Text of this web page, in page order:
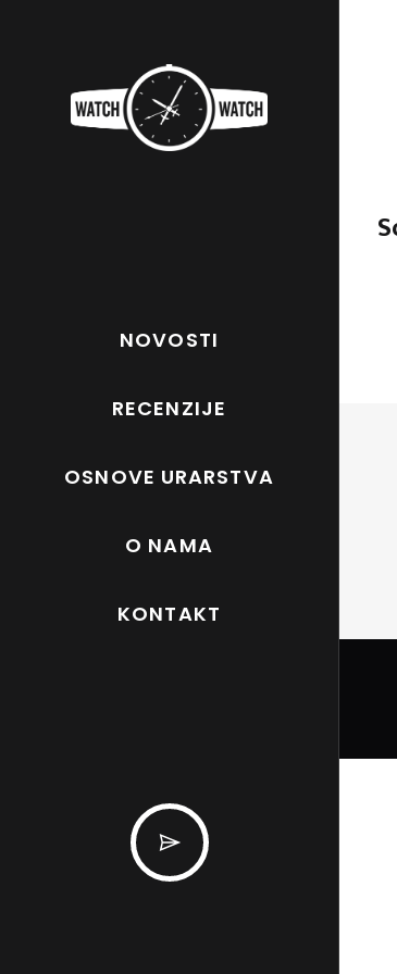
NOVOSTI
RECENZIJE
OSNOVE URARSTVA
O NAMA
KONTAKT